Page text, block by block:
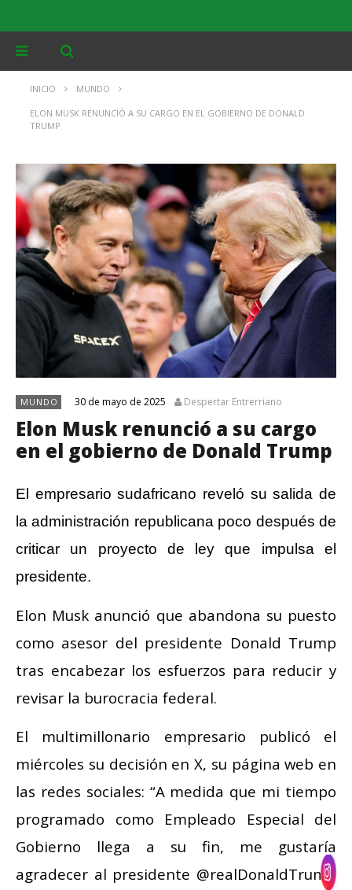
INICIO MUNDO
ELON MUSK RENUNCIÓ A SU CARGO EN EL GOBIERNO DE DONALD
TRUMP
MUNDO 30 de mayo de 2025 Despertar Entrerriano
Elon Musk renunció a su cargo
en el gobierno de Donald Trump
El empresario sudafricano reveló su salida de
la administración republicana poco después de
criticar un proyecto de ley que impulsa el
presidente.
Elon Musk anunció que abandona su puesto
como asesor del presidente Donald Trump
tras encabezar los esfuerzos para reducir y
revisar la burocracia federal.
El multimillonario empresario publicó el
miércoles su decisión en X, su página web en
las redes sociales: “A medida que mi tiempo
programado como Empleado Especial del
Gobierno llega a su fin, me gustaría
agradecer al presidente @realDonaldTrump